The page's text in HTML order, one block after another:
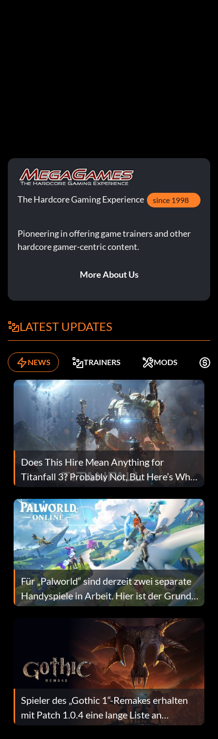
The Hardcore Gaming Experience since 1998
Pioneering in offering game trainers and other
hardcore gamer-centric content.
More About Us
LATEST UPDATES
NEWS TRAINERS MODS
Does This Hire Mean Anything for
Titanfall 3? Probably Not, But Here’s Why
Fans Are Hopeful
Für „Palworld“ sind derzeit zwei separate
Handyspiele in Arbeit. Hier ist der Grund
dafür.
Spieler des „Gothic 1“-Remakes erhalten
mit Patch 1.0.4 eine lange Liste an
Fehlerbehebungen